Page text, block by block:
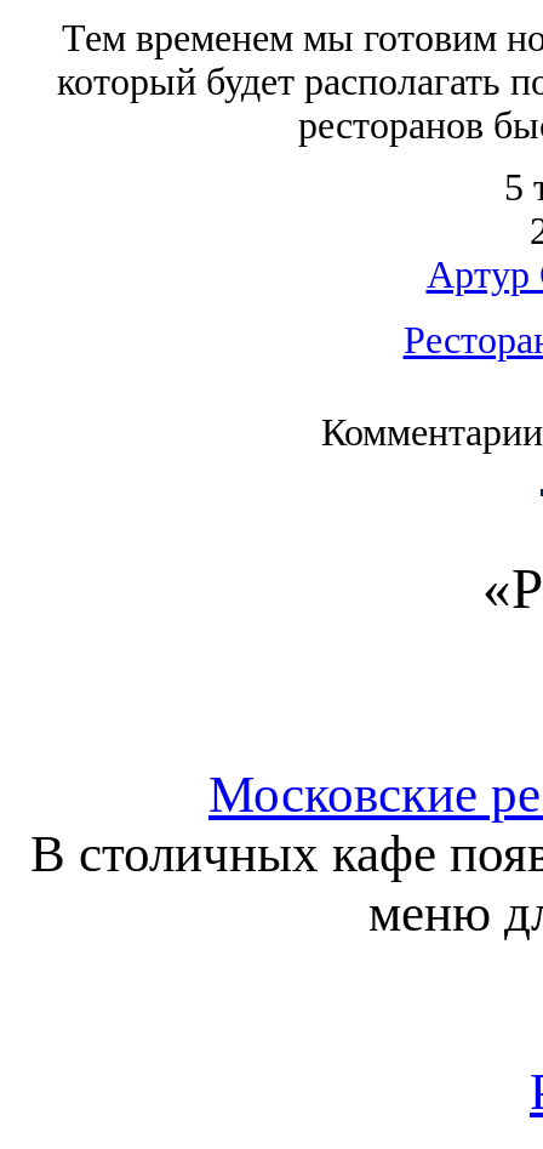
Тем временем мы готовим
который будет располагать
ресторанов
5
Артур
Московские
В столичных кафе
меню